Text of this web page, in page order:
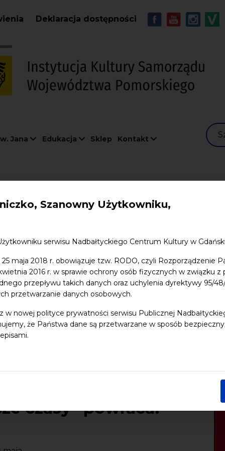
Szanowny Użytkowniku,
serwisu Nadbałtyckiego Centrum Kultury w
maja 2018 r. obowiązuje tzw. RODO, czyli Rozporządzenie
2016 r. w sprawie ochrony osób fizycznych w związku
przepływu takich danych oraz uchylenia dyrektywy 95/
przetwarzanie danych osobowych.
w nowej polityce prywatności serwisu Publicznej
że Państwa dane są przetwarzane w sposób
Deklaracja dostępności MENU -
Jana Edukacja Sklep Kontakt
rozwojowych
czasy” powraca!